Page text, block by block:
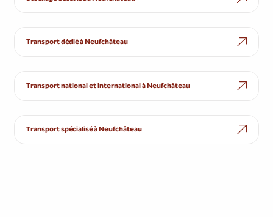
Transport dédié à Neufchâteau
Transport national et international à Neufchâteau
Transport spécialisé à Neufchâteau